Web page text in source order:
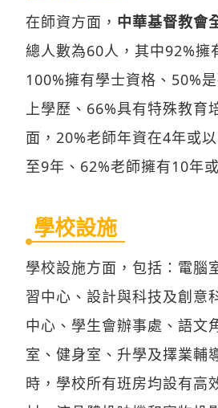
在師資方面， 中華基督教會
總人數為60人，其中92%擁
100%擁有學士資格、50%
上學歷、66%具有特殊教育
面，20%老師年資在4年或
至9年、62%老師擁有10年
學校設施
學校設施方面，包括：電腦
習中心、設計與科技及創意
中心、學生會辦事處、語文
室、健身室、升學及擇業輔
時，學校所有班房均設有高